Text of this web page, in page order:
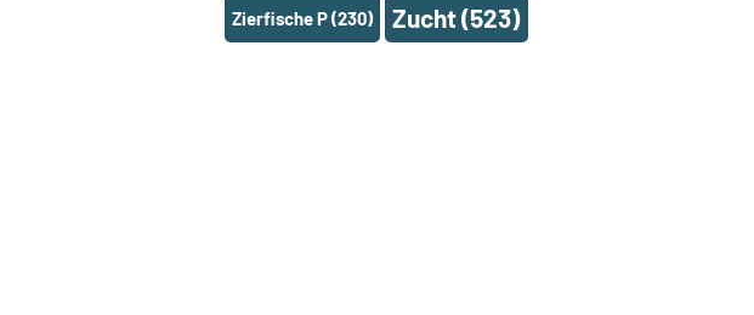
Zierfische P(230) Zucht(523)